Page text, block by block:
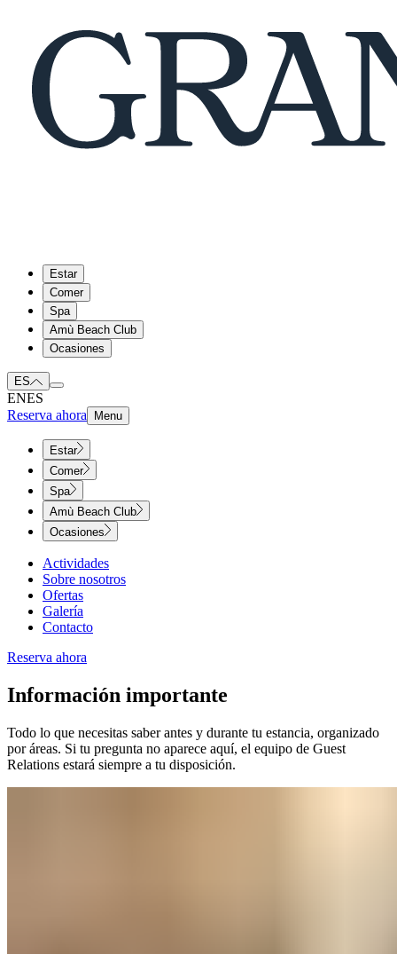
Estar
Comer
Spa
Amù Beach Club
Ocasiones
ES
ENES
Reserva ahora
Menu
Estar
Comer
Spa
Amù Beach Club
Ocasiones
Actividades
Sobre nosotros
Ofertas
Galería
Contacto
Reserva ahora
Información importante​​​​‌ ‍ ​‍​‍‌‍ ‌ ​‍‌‍‍‌‌‍‌ ‌‍‍‌‌‍ ‍​‍​‍​ ‍‍​‍​‍‌ ​ ‌‍​‌‌‍ ‍‌‍‍‌‌ ‌​‌ ‍‌​‍ ‍‌‍‍‌‌‍ ​‍​‍​‍ ​​‍​‍‌‍‍​‌ ​‍‌‍‌‌‌‍‌‍​‍​‍​ ‍‍​‍​‍‌‍‍​‌ ‌​‌ ‌​‌ ​​‌ ​ ​ ‍‍​‍ ​‍ ‌‍ ​​‍ ‌‌‍​‌‌‍ ‍‌‍‌​​‍ ‌‌ ​‍​‍ ‌‌‍‍​‌‍ ‌ ‌​‌‍‌‌‌‍ ​‌ ​ ​‍ ‌‌ ​ ‌ ‌​‌ ‌‌‌‍‌​‌‍‍‌‌‍ ​‍ ‍‌ ‌‍‌‍‌‌‌ ​‍‌‍​ ‌‍‌‌‌‍ ​​‍ ‍‌‍​‌‌ ​​‌ ​​​‍ ‌‍‍‌‌‍ ‍‌ ‌​‌‍‌‌‌‍ ‍‌ ‌​​‍ ‌‍‌‌‌‍‌​‌‍‍‌‌ ‌​​‍ ‌‍ ‌‌‍ ‌‍‌​‌‍‌‌​ ‌‌ ​​‌ ​‍‌‍‌‌‌ ​ ‌‍‌‌‌‍ ‍‌ ‌​‌‍​‌‌ ‌​‌‍‍‌‌‍ ‌‍ ‍​ ‍ ‌‍‍‌‌‍‌​​ ‌‌‍​‍‌‍‌‌‌‍​‍‌‍​ ​ ​​‌‍​ ​ ‌ ​ ‍‌​‍ ‌‌‍​‍‌‍​‌​ ‍‌​ ‌ ​‍ ‌​ ‌​​ ‌‌​ ​​​ ​‍​‍ ‌‌‍​‍​ ‌‌​ ‌​​ ‍​​‍ ‌​ ‍‌‌‍‌‌‌‍‌‌​ ​ ‌‍‌​​ ‌‌​ ‌ ​ ‌​‌‍‌‌‌‍​‌‌‍​‍​ ​‌​ ‍ ‌ ‌​‌ ‍‌‌ ​​‌‍‌‌​ ‌‌‍‍​‌‍ ‌ ‌​‌‍‌‌‌‍ ​‌‌​ ‌‍‍‌‌ ‌​‌‍‌‌‌‌​​‌‍​‌‌‍‌ ‌‍‌‌​ ‍ ‌ ​​‌‍​‌‌ ‌​‌‍‍​​ ‌‌ ​​‌‍​‌‌‍‌ ‌‍‌‌‌​​‍‌ ‌‌‌‍‍‌‌‍ ​‌‍‌​‌‍‌‌‌ ​‍​‍‌‌​ ‌‌‌​​‍‌‌ ‌‍‍ ‌‍‌‌‌ ‍‌​‍‌‌​ ​ ‌​‌​​‍‌‌​ ​ ‌​‌​​‍‌‌​ ​‍​ ​‍​ ​‍​ ​‌​ ​‌‌‍‌​‌‍‌‍​ ​ ​ ‌‌​ ​ ​ ‍‌‌‍‌​​ ‌​‌‍‌‍​‍‌‌​ ​‍​ ​‍​‍‌‌​ ‌‌‌​‌​​‍ ‍‌‍‍​‌‍‌‌‌‍​‌‌‍‌​‌‍‍‌‌‍ ‍‌‍‌ ​ ‌‍​‍‌‍​‌‌ ​ ‌‍‌‌‌‌‌‌‌ ​‍‌‍ ​​ ‌‌‍‍​‌ ‌​‌ ‌​‌ ​​‌ ​ ​‍‌‌​ ​ ‌​​‌​‍‌‌​ ​‍‌​‌‍​‍‌‌​ ​‍‌​‌‍‌‍ ​​‍ ‌‌‍​‌‌‍ ‍‌‍‌​​‍ ‌‌ ​‍​‍ ‌‌‍‍​‌‍ ‌ ‌​‌‍‌‌‌‍ ​‌ ​ ​‍ ‌‌ ​ ‌ ‌​‌ ‌‌‌‍‌​‌‍‍‌‌‍ ​‍ ‍‌ ‌‍‌‍‌‌‌ ​‍‌‍​ ‌‍‌‌‌‍ ​​‍ ‍‌‍​‌‌ ​​‌ ​​​‍‌‍‌‍‍‌‌‍‌​​ ‌‌‍​‍‌‍‌‌‌‍​‍‌‍​ ​ ​​‌‍​ ​ ‌ ​ ‍‌​‍ ‌‌‍​‍‌‍​‌​ ‍‌​ ‌ ​‍ ‌​ ‌​​ ‌‌​ ​​​ ​‍​‍ ‌‌‍​‍​ ‌‌​ ‌​​ ‍​​‍ ‌​ ‍‌‌‍‌‌‌‍‌‌​ ​ ‌‍‌​​ ‌‌​ ‌ ​ ‌​‌‍‌‌‌‍​‌‌‍​‍​ ​‌​‍‌‍‌ ‌​‌ ‍‌‌ ​​‌‍‌‌​ ‌‌‍‍​‌‍ ‌ ‌​‌‍‌‌‌‍ ​‌‌​ ‌‍‍‌‌ ‌​‌‍‌‌‌‌​​‌‍​‌‌‍‌ ‌‍‌‌​‍‌‍‌ ​​‌‍​‌‌ ‌​‌‍‍​​ ‌‌ ​​‌‍​‌‌‍‌ ‌‍‌‌‌​​‍‌ ‌‌‌‍‍‌‌‍ ​‌‍‌​‌‍‌‌‌ ​‍​‍‌‌​ ‌‌‌​​‍‌‌ ‌‍‍ ‌‍‌‌‌ ‍‌​‍‌‌​ ​ ‌​‌​​‍‌‌​ ​ ‌​‌​​‍‌‌​ ​‍​ ​‍​ ​‍​ ​‌​ ​‌‌‍‌​‌‍‌‍​ ​ ​ ‌‌​ ​ ​ ‍‌‌‍‌​​ ‌​‌‍‌‍​‍‌‌​ ​‍​ ​‍​‍‌‌​ ‌‌‌​‌​​‍ ‍‌‍‍​‌‍‌‌‌‍​‌‌‍‌​‌‍‍‌‌‍ ‍‌‍‌ ​‍‌‍‌ ​​‌‍‌‌‌ ​‍‌ ​ ‌ ​​‌‍‌‌‌‍​ ‌ ‌​‌‍‍‌‌ ‌‍‌‍‌‌​ ‌‌ ​​‌ ‌‌‌‍​‍‌‍ ​‌‍‍‌‌ ​ ‌‍‍​‌‍‌‌‌‍‌​​‍​‍‌ ‌
Todo lo que necesitas saber antes y durante tu estancia, organizado
por áreas. Si tu pregunta no aparece aquí, el equipo de Guest
Relations estará siempre a tu disposición.​​​​‌ ‍ ​‍​‍‌‍ ‌ ​‍‌‍‍‌‌‍‌ ‌‍‍‌‌‍ ‍​‍​‍​ ‍‍​‍​‍‌ ​ ‌‍​‌‌‍ ‍‌‍‍‌‌ ‌​‌ ‍‌​‍ ‍‌‍‍‌‌‍ ​‍​‍​‍ ​​‍​‍‌‍‍​‌ ​‍‌‍‌‌‌‍‌‍​‍​‍​ ‍‍​‍​‍‌‍‍​‌ ‌​‌ ‌​‌ ​​‌ ​ ​ ‍‍​‍ ​‍ ‌‍ ​​‍ ‌‌‍​‌‌‍ ‍‌‍‌​​‍ ‌‌ ​‍​‍ ‌‌‍‍​‌‍ ‌ ‌​‌‍‌‌‌‍ ​‌ ​ ​‍ ‌‌ ​ ‌ ‌​‌ ‌‌‌‍‌​‌‍‍‌‌‍ ​‍ ‍‌ ‌‍‌‍‌‌‌ ​‍‌‍​ ‌‍‌‌‌‍ ​​‍ ‍‌‍​‌‌ ​​‌ ​​​‍ ‌‍‍‌‌‍ ‍‌ ‌​‌‍‌‌‌‍ ‍‌ ‌​​‍ ‌‍‌‌‌‍‌​‌‍‍‌‌ ‌​​‍ ‌‍ ‌‌‍ ‌‍‌​‌‍‌‌​ ‌‌ ​​‌ ​‍‌‍‌‌‌ ​ ‌‍‌‌‌‍ ‍‌ ‌​‌‍​‌‌ ‌​‌‍‍‌‌‍ ‌‍ ‍​ ‍ ‌‍‍‌‌‍‌​​ ‌‌‍​‍‌‍‌‌‌‍​‍‌‍​ ​ ​​‌‍​ ​ ‌ ​ ‍‌​‍ ‌‌‍​‍‌‍​‌​ ‍‌​ ‌ ​‍ ‌​ ‌​​ ‌‌​ ​​​ ​‍​‍ ‌‌‍​‍​ ‌‌​ ‌​​ ‍​​‍ ‌​ ‍‌‌‍‌‌‌‍‌‌​ ​ ‌‍‌​​ ‌‌​ ‌ ​ ‌​‌‍‌‌‌‍​‌‌‍​‍​ ​‌​ ‍ ‌ ‌​‌ ‍‌‌ ​​‌‍‌‌​ ‌‌‍‍​‌‍ ‌ ‌​‌‍‌‌‌‍ ​‌‌​ ‌‍‍‌‌ ‌​‌‍‌‌‌‌​​‌‍​‌‌‍‌ ‌‍‌‌​ ‍ ‌ ​​‌‍​‌‌ ‌​‌‍‍​​ ‌‌ ​​‌‍​‌‌‍‌ ‌‍‌‌‌​​‍‌ ‌‌‌‍‍‌‌‍ ​‌‍‌​‌‍‌‌‌ ​‍​‍‌‌​ ‌‌‌​​‍‌‌ ‌‍‍ ‌‍‌‌‌ ‍‌​‍‌‌​ ​ ‌​‌​​‍‌‌​ ​ ‌​‌​​‍‌‌​ ​‍​ ​‍​ ​‍​ ​‌​ ​‌‌‍‌​‌‍‌‍​ ​ ​ ‌‌​ ​ ​ ‍‌‌‍‌​​ ‌​‌‍‌‍​‍‌‌​ ​‍​ ​‍​‍‌‌​ ‌‌‌​‌​​‍ ‍‌‍​‍‌‍ ‌‍‌​‌ ‍‌​ ‌‍​‍‌‍​‌‌ ​ ‌‍‌‌‌‌‌‌‌ ​‍‌‍ ​​ ‌‌‍‍​‌ ‌​‌ ‌​‌ ​​‌ ​ ​‍‌‌​ ​ ‌​​‌​‍‌‌​ ​‍‌​‌‍​‍‌‌​ ​‍‌​‌‍‌‍ ​​‍ ‌‌‍​‌‌‍ ‍‌‍‌​​‍ ‌‌ ​‍​‍ ‌‌‍‍​‌‍ ‌ ‌​‌‍‌‌‌‍ ​‌ ​ ​‍ ‌‌ ​ ‌ ‌​‌ ‌‌‌‍‌​‌‍‍‌‌‍ ​‍ ‍‌ ‌‍‌‍‌‌‌ ​‍‌‍​ ‌‍‌‌‌‍ ​​‍ ‍‌‍​‌‌ ​​‌ ​​​‍‌‍‌‍‍‌‌‍‌​​ ‌‌‍​‍‌‍‌‌‌‍​‍‌‍​ ​ ​​‌‍​ ​ ‌ ​ ‍‌​‍ ‌‌‍​‍‌‍​‌​ ‍‌​ ‌ ​‍ ‌​ ‌​​ ‌‌​ ​​​ ​‍​‍ ‌‌‍​‍​ ‌‌​ ‌​​ ‍​​‍ ‌​ ‍‌‌‍‌‌‌‍‌‌​ ​ ‌‍‌​​ ‌‌​ ‌ ​ ‌​‌‍‌‌‌‍​‌‌‍​‍​ ​‌​‍‌‍‌ ‌​‌ ‍‌‌ ​​‌‍‌‌​ ‌‌‍‍​‌‍ ‌ ‌​‌‍‌‌‌‍ ​‌‌​ ‌‍‍‌‌ ‌​‌‍‌‌‌‌​​‌‍​‌‌‍‌ ‌‍‌‌​‍‌‍‌ ​​‌‍​‌‌ ‌​‌‍‍​​ ‌‌ ​​‌‍​‌‌‍‌ ‌‍‌‌‌​​‍‌ ‌‌‌‍‍‌‌‍ ​‌‍‌​‌‍‌‌‌ ​‍​‍‌‌​ ‌‌‌​​‍‌‌ ‌‍‍ ‌‍‌‌‌ ‍‌​‍‌‌​ ​ ‌​‌​​‍‌‌​ ​ ‌​‌​​‍‌‌​ ​‍​ ​‍​ ​‍​ ​‌​ ​‌‌‍‌​‌‍‌‍​ ​ ​ ‌‌​ ​ ​ ‍‌‌‍‌​​ ‌​‌‍‌‍​‍‌‌​ ​‍​ ​‍​‍‌‌​ ‌‌‌​‌​​‍ ‍‌‍​‍‌‍ ‌‍‌​‌ ‍‌​‍‌‍‌ ​​‌‍‌‌‌ ​‍‌ ​ ‌ ​​‌‍‌‌‌‍​ ‌ ‌​‌‍‍‌‌ ‌‍‌‍‌‌​ ‌‌ ​​‌ ‌‌‌‍​‍‌‍ ​‌‍‍‌‌ ​ ‌‍‍​‌‍‌‌‌‍‌​​‍​‍‌ ‌